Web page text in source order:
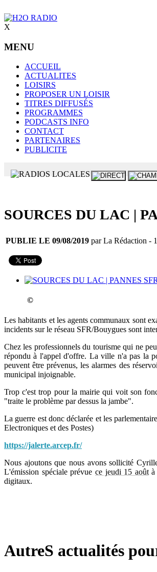
X
MENU
ACCUEIL
ACTUALITES
LOISIRS
PROPOSER UN LOISIR
TITRES DIFFUSÉS
PROGRAMMES
PODCASTS INFO
CONTACT
PARTENAIRES
PUBLICITE
SOURCES DU LAC |
PUBLIE LE 09/08/2019 par La Rédaction -
©
Les habitants et les agents communaux sont
incidents sur le réseau SFR/Bouygues sont
Chez les professionnels du tourisme qui ne
répondu à l'appel d'offre. La ville n'a pas la
peuvent être prévenus, les alarmes des
municipal injoignable.
Trop c'est trop pour la mairie qui voit son
"traite le problème par dessus la jambe".
La guerre est donc déclarée et les
Electroniques et des Postes)
https://jalerte.arcep.fr/
Nous ajoutons que nous avons sollicité
L'émission spéciale prévue ce jeudi 15 aoûtà
digitaux.
AutreS actualités